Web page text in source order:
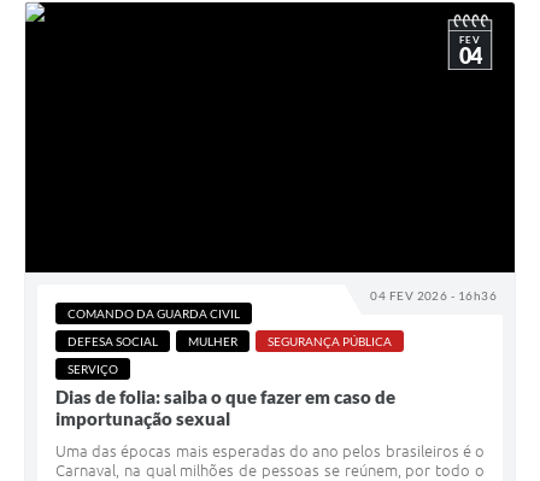
04 FEV 2026 - 16h36
FEV
04
COMANDO DA GUARDA CIVIL
DEFESA SOCIAL
MULHER
SEGURANÇA PÚBLICA
SERVIÇO
Dias de folia: saiba o que fazer em caso de
importunação sexual
Uma das épocas mais esperadas do ano pelos brasileiros é o
Carnaval, na qual milhões de pessoas se reúnem, por todo o